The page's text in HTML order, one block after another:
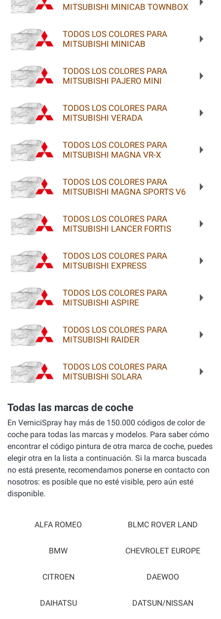
MITSUBISHI MINICAB TOWNBOX
TODOS LOS COLORES PARA
MITSUBISHI MINICAB
TODOS LOS COLORES PARA
MITSUBISHI PAJERO MINI
TODOS LOS COLORES PARA
MITSUBISHI VERADA
TODOS LOS COLORES PARA
MITSUBISHI MAGNA VR-X
TODOS LOS COLORES PARA
MITSUBISHI MAGNA SPORTS V6
TODOS LOS COLORES PARA
MITSUBISHI LANCER FORTIS
TODOS LOS COLORES PARA
MITSUBISHI EXPRESS
TODOS LOS COLORES PARA
MITSUBISHI ASPIRE
TODOS LOS COLORES PARA
MITSUBISHI RAIDER
TODOS LOS COLORES PARA
MITSUBISHI SOLARA
Todas las marcas de coche
En VerniciSpray hay más de 150.000 códigos de color de
coche para todas las marcas y modelos. Para saber cómo
encontrar el código pintura de otra marca de coche, puedes
elegir otra en la lista a continuación. Si la marca buscada
no está presente, recomendamos ponerse en contacto con
nosotros: es posible que no esté visible, pero aún esté
disponible.
ALFA ROMEO BLMC ROVER LAND
BMW CHEVROLET EUROPE
CITROEN DAEWOO
DAIHATSU DATSUN/NISSAN